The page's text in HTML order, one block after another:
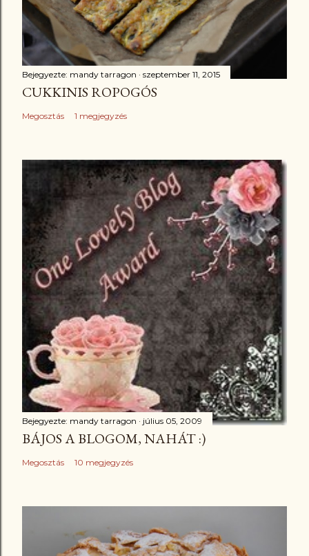
Bejegyezte: mandy tarragon szeptember 11, 2015
CUKKINIS ROPOGÓS
Megosztás 1 megjegyzés
Bejegyezte: mandy tarragon július 05, 2009
BÁJOS A BLOGOM, NAHÁT :)
Megosztás 10 megjegyzés